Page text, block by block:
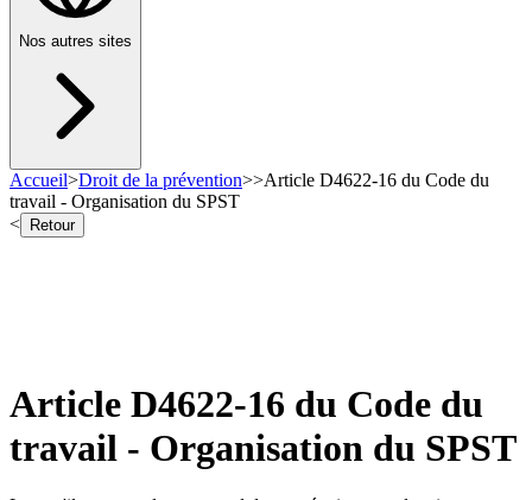
Nos autres sites
Accueil>Droit de la prévention>>Article D4622-16 du Code du
travail - Organisation du SPST
<
Retour
Article D4622-16 du Code du
travail - Organisation du SPST